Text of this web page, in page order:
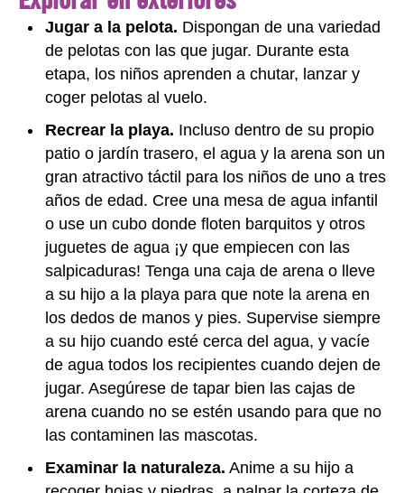
Jugar a la pelota. Dispongan de una variedad
de pelotas con las que jugar. Durante esta
etapa, los niños aprenden a chutar, lanzar y
coger pelotas al vuelo.
Recrear la playa. Incluso dentro de su propio
patio o jardín trasero, el agua y la arena son un
gran atractivo táctil para los niños de uno a tres
años de edad. Cree una mesa de agua infantil
o use un cubo donde floten barquitos y otros
juguetes de agua ¡y que empiecen con las
salpicaduras! Tenga una caja de arena o lleve
a su hijo a la playa para que note la arena en
los dedos de manos y pies. Supervise siempre
a su hijo cuando esté cerca del agua, y vacíe
de agua todos los recipientes cuando dejen de
jugar. Asegúrese de tapar bien las cajas de
arena cuando no se estén usando para que no
las contaminen las mascotas.
Examinar la naturaleza. Anime a su hijo a